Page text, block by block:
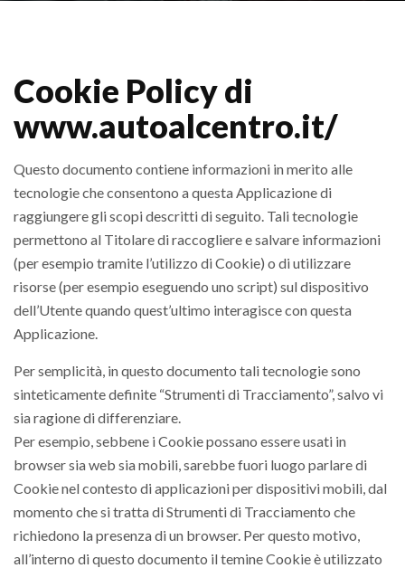
Cookie Policy di
www.autoalcentro.it/
Questo documento contiene informazioni in merito alle
tecnologie che consentono a questa Applicazione di
raggiungere gli scopi descritti di seguito. Tali tecnologie
permettono al Titolare di raccogliere e salvare informazioni
(per esempio tramite l’utilizzo di Cookie) o di utilizzare
risorse (per esempio eseguendo uno script) sul dispositivo
dell’Utente quando quest’ultimo interagisce con questa
Applicazione.
Per semplicità, in questo documento tali tecnologie sono
sinteticamente definite “Strumenti di Tracciamento”, salvo vi
sia ragione di differenziare.
Per esempio, sebbene i Cookie possano essere usati in
browser sia web sia mobili, sarebbe fuori luogo parlare di
Cookie nel contesto di applicazioni per dispositivi mobili, dal
momento che si tratta di Strumenti di Tracciamento che
richiedono la presenza di un browser. Per questo motivo,
all’interno di questo documento il temine Cookie è utilizzato